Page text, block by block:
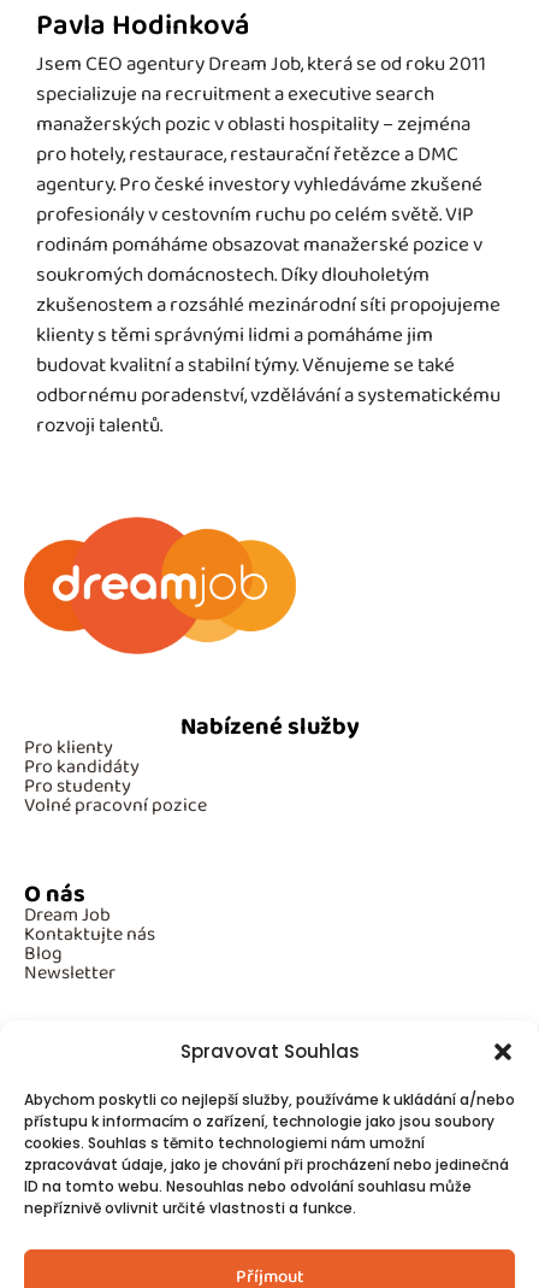
Spravovat Souhlas
Abychom poskytli co nejlepší služby, používáme k ukládání a/nebo
přístupu k informacím o zařízení, technologie jako jsou soubory
cookies. Souhlas s těmito technologiemi nám umožní
zpracovávat údaje, jako je chování při procházení nebo jedinečná
ID na tomto webu. Nesouhlas nebo odvolání souhlasu může
nepříznivě ovlivnit určité vlastnosti a funkce.
Příjmout
Pavla Hodinková
Jsem CEO agentury Dream Job, která se od roku 2011
specializuje na recruitment a executive search
manažerských pozic v oblasti hospitality – zejména
pro hotely, restaurace, restaurační řetězce a DMC
agentury. Pro české investory vyhledáváme zkušené
profesionály v cestovním ruchu po celém světě. VIP
rodinám pomáháme obsazovat manažerské pozice v
soukromých domácnostech. Díky dlouholetým
zkušenostem a rozsáhlé mezinárodní síti propojujeme
klienty s těmi správnými lidmi a pomáháme jim
budovat kvalitní a stabilní týmy. Věnujeme se také
odbornému poradenství, vzdělávání a systematickému
rozvoji talentů.
Nabízené služby
Pro klienty
Pro kandidáty
Pro studenty
Volné pracovní pozice
O nás
Dream Job
Kontaktujte nás
Blog
Newsletter
Povinné informace
GDPR
Cookies
Spojte se s námi!